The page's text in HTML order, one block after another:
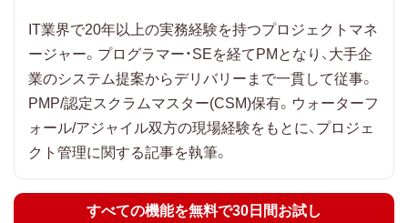
建設業における工程管理
システム開発における工程管理
工程管理でよくある課題と解決策
属人化して引き継ぎが難しくなる
複数ファイル管理で情報がバラつく
進捗・課題がリアルタイムで把握できない
IT業界で20年以上の実務経験を持つプロジェクトマネ
ージャー。プログラマー・SEを経てPMとなり、大手企
業のシステム提案からデリバリーまで一貫して従事。
PMP/認定スクラムマスター(CSM)保有。ウォーターフ
ォール/アジャイル双方の現場経験をもとに、プロジェ
クト管理に関する記事を執筆。
すべての機能を無料で30日間お試し